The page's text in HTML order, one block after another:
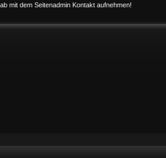
mit dem Seitenadmin Kontakt aufnehmen!